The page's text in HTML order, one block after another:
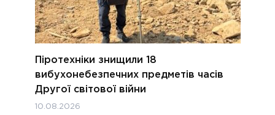
Піротехніки знищили 18
вибухонебезпечних предметів часів
Другої світової війни
10.08.2026